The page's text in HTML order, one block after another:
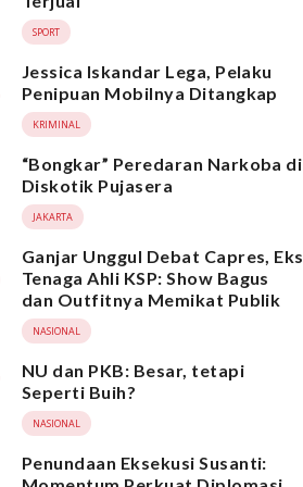
SPORT
Jessica Iskandar Lega, Pelaku
Penipuan Mobilnya Ditangkap
KRIMINAL
“Bongkar” Peredaran Narkoba di
Diskotik Pujasera
JAKARTA
Ganjar Unggul Debat Capres, Eks
Tenaga Ahli KSP: Show Bagus
dan Outfitnya Memikat Publik
NASIONAL
NU dan PKB: Besar, tetapi
Seperti Buih?
NASIONAL
Penundaan Eksekusi Susanti: